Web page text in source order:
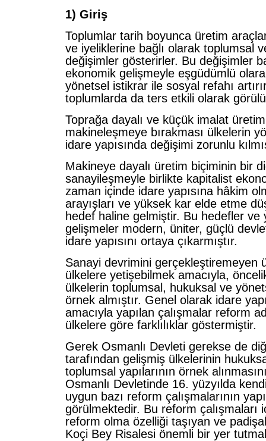
1) Giriş
Toplumlar tarih boyunca üretim
ve iyeliklerine bağlı olarak toplumsal
değişimler gösterirler. Bu değişimler
ekonomik gelişmeyle eşgüdümlü
yönetsel istikrar ile sosyal refahı
toplumlarda da ters etkili olarak
Toprağa dayalı ve küçük imalat
makineleşmeye bırakması ülkelerin
idare yapısında değişimi zorunlu
Makineye dayalı üretim biçiminin bir
sanayileşmeyle birlikte kapitalist
zaman içinde idare yapısına hâkim
arayışları ve yüksek kar elde etme
hedef haline gelmiştir. Bu hedefler ve
gelişmeler modern, üniter, güçlü
idare yapısını ortaya çıkarmıştır.
Sanayi devrimini gerçekleştiremeyen
ülkelere yetişebilmek amacıyla,
ülkelerin toplumsal, hukuksal ve
örnek almıştır. Genel olarak idare
amacıyla yapılan çalışmalar reform
ülkelere göre farklılıklar göstermiştir.
Gerek Osmanlı Devleti gerekse de
tarafından gelişmiş ülkelerinin
toplumsal yapılarının örnek
Osmanlı Devletinde 16. yüzyılda
uygun bazı reform çalışmalarının
görülmektedir. Bu reform çalışmaları
reform olma özelliği taşıyan ve
Koçi Bey Risalesi önemli bir yer